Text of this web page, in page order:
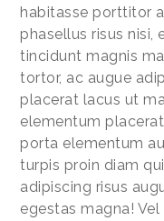
habitasse porttitor
phasellus risus nisi,
tincidunt magnis
tortor, ac augue
placerat lacus ut
elementum
porta elementum
turpis proin diam
adipiscing risus
egestas magna! Vel